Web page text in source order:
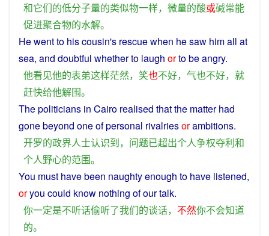
和它们的低分子量的类似物一样， 微量的酸或碱常能
促进聚合物的水解。
Hewentto hiscousin's rescuewhen hesaw himall at
sea, and doubtful whether to laugh orto beangry.
他看见他的表弟这样茫然， 笑也不好， 气也不好， 就
赶快给他解围。
Thepoliticians in Cairo realised thatthe matter had
gonebeyond oneofpersonal rivalriesorambitions.
开罗的政界人士认识到， 问题已超出个人争权夺利和
个人野心的范围。
You must havebeen naughtyenough to have listened,
oryou could know nothing ofourtalk.
你一定是不听话偷听了我们的谈话， 不然你不会知道
的。